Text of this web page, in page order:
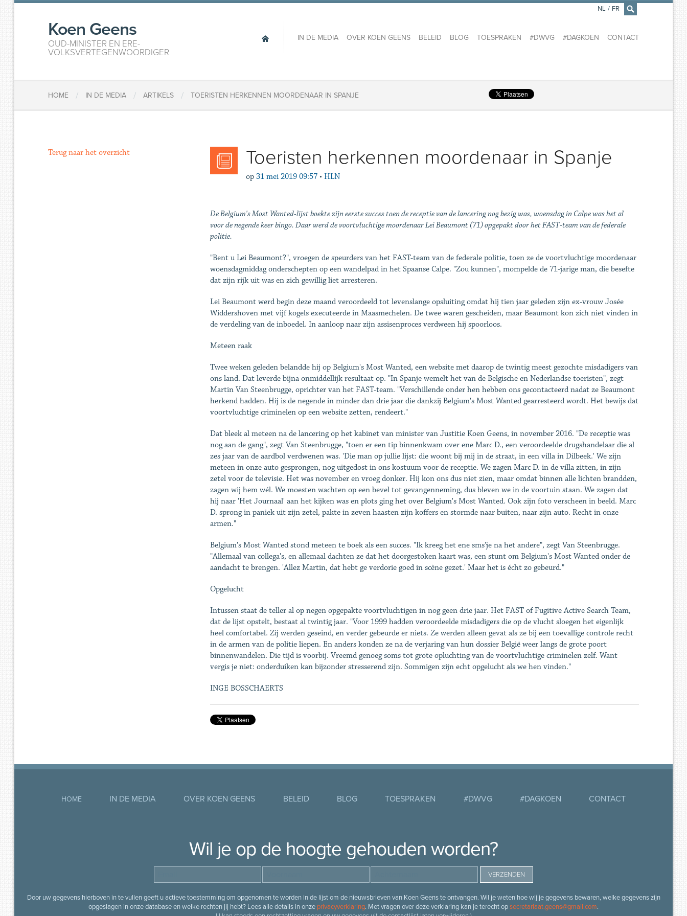
×
Koen Geens
OUD-MINISTER EN ERE-
VOLKSVERTEGENWOORDIGER
IN DE MEDIA OVER KOEN GEENS BELEID BLOG TOESPRAKEN #DWVG #DAGKOEN CONTACT
NL / FR
HOME / IN DE MEDIA / ARTIKELS / TOERISTEN HERKENNEN MOORDENAAR IN SPANJE
Toeristen herkennen moordenaar in Spanje
op 31 mei 2019 09:57 • HLN
De Belgium's Most Wanted-lijst boekte zijn eerste succes toen de receptie van de lancering nog bezig was, woensdag in Calpe was het al
voor de negende keer bingo. Daar werd de voortvluchtige moordenaar Lei Beaumont (71) opgepakt door het FAST-team van de federale
politie.
"Bent u Lei Beaumont?", vroegen de speurders van het FAST-team van de federale politie, toen ze de voortvluchtige moordenaar
woensdagmiddag onderschepten op een wandelpad in het Spaanse Calpe. "Zou kunnen", mompelde de 71-jarige man, die besefte
dat zijn rijk uit was en zich gewillig liet arresteren.
Lei Beaumont werd begin deze maand veroordeeld tot levenslange opsluiting omdat hij tien jaar geleden zijn ex-vrouw Josée
Widdershoven met vijf kogels executeerde in Maasmechelen. De twee waren gescheiden, maar Beaumont kon zich niet vinden in
de verdeling van de inboedel. In aanloop naar zijn assisenproces verdween hij spoorloos.
Meteen raak
Twee weken geleden belandde hij op Belgium's Most Wanted, een website met daarop de twintig meest gezochte misdadigers van
ons land. Dat leverde bijna onmiddellijk resultaat op. "In Spanje wemelt het van de Belgische en Nederlandse toeristen", zegt
Martin Van Steenbrugge, oprichter van het FAST-team. "Verschillende onder hen hebben ons gecontacteerd nadat ze Beaumont
herkend hadden. Hij is de negende in minder dan drie jaar die dankzij Belgium's Most Wanted gearresteerd wordt. Het bewijs dat
voortvluchtige criminelen op een website zetten, rendeert."
Dat bleek al meteen na de lancering op het kabinet van minister van Justitie Koen Geens, in november 2016. "De receptie was
nog aan de gang", zegt Van Steenbrugge, "toen er een tip binnenkwam over ene Marc D., een veroordeelde drugshandelaar die al
zes jaar van de aardbol verdwenen was. 'Die man op jullie lijst: die woont bij mij in de straat, in een villa in Dilbeek.' We zijn
meteen in onze auto gesprongen, nog uitgedost in ons kostuum voor de receptie. We zagen Marc D. in de villa zitten, in zijn
zetel voor de televisie. Het was november en vroeg donker. Hij kon ons dus niet zien, maar omdat binnen alle lichten brandden,
zagen wij hem wél. We moesten wachten op een bevel tot gevangenneming, dus bleven we in de voortuin staan. We zagen dat
hij naar 'Het Journaal' aan het kijken was en plots ging het over Belgium's Most Wanted. Ook zijn foto verscheen in beeld. Marc
D. sprong in paniek uit zijn zetel, pakte in zeven haasten zijn koffers en stormde naar buiten, naar zijn auto. Recht in onze
armen."
Belgium's Most Wanted stond meteen te boek als een succes. "Ik kreeg het ene sms'je na het andere", zegt Van Steenbrugge.
"Allemaal van collega's, en allemaal dachten ze dat het doorgestoken kaart was, een stunt om Belgium's Most Wanted onder de
aandacht te brengen. 'Allez Martin, dat hebt ge verdorie goed in scène gezet.' Maar het is écht zo gebeurd."
Opgelucht
Intussen staat de teller al op negen opgepakte voortvluchtigen in nog geen drie jaar. Het FAST of Fugitive Active Search Team,
dat de lijst opstelt, bestaat al twintig jaar. "Voor 1999 hadden veroordeelde misdadigers die op de vlucht sloegen het eigenlijk
heel comfortabel. Zij werden geseind, en verder gebeurde er niets. Ze werden alleen gevat als ze bij een toevallige controle recht
in de armen van de politie liepen. En anders konden ze na de verjaring van hun dossier België weer langs de grote poort
binnenwandelen. Die tijd is voorbij. Vreemd genoeg soms tot grote opluchting van de voortvluchtige criminelen zelf. Want
vergis je niet: onderduiken kan bijzonder stresserend zijn. Sommigen zijn echt opgelucht als we hen vinden."
INGE BOSSCHAERTS
Terug naar het overzicht
HOME IN DE MEDIA OVER KOEN GEENS BELEID BLOG TOESPRAKEN #DWVG #DAGKOEN CONTACT
Wil je op de hoogte gehouden worden?
Door uw gegevens hierboven in te vullen geeft u actieve toestemming om opgenomen te worden in de lijst om de nieuwsbrieven van Koen Geens te ontvangen. Wil je weten hoe wij je gegevens bewaren, welke gegevens zijn
opgeslagen in onze database en welke rechten jij hebt? Lees alle details in onze privacyverklaring. Met vragen over deze verklaring kan je terecht opsecretariaat.geens@gmail.com.